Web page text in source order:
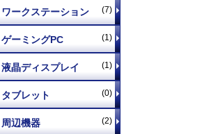
(7)
(1)
(1)
(0)
(2)